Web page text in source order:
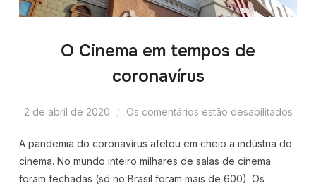
O Cinema em tempos de
coronavírus
2 de abril de 2020 Os comentários estão desabilitados
A pandemia do coronavírus afetou em cheio a indústria do
cinema. No mundo inteiro milhares de salas de cinema
foram fechadas (só no Brasil foram mais de 600). Os